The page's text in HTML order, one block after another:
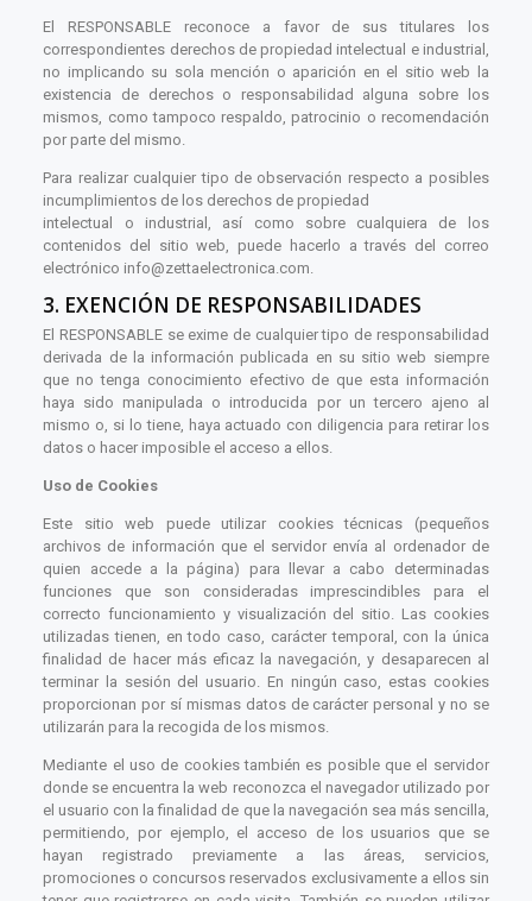
El RESPONSABLE reconoce a favor de sus titulares los
correspondientes derechos de propiedad intelectual e industrial,
no implicando su sola mención o aparición en el sitio web la
existencia de derechos o responsabilidad alguna sobre los
mismos, como tampoco respaldo, patrocinio o recomendación
por parte del mismo.
Para realizar cualquier tipo de observación respecto a posibles
incumplimientos de los derechos de propiedad
intelectual o industrial, así como sobre cualquiera de los
contenidos del sitio web, puede hacerlo a través del correo
electrónico info@zettaelectronica.com.
3. EXENCIÓN DE RESPONSABILIDADES
El RESPONSABLE se exime de cualquier tipo de responsabilidad
derivada de la información publicada en su sitio web siempre
que no tenga conocimiento efectivo de que esta información
haya sido manipulada o introducida por un tercero ajeno al
mismo o, si lo tiene, haya actuado con diligencia para retirar los
datos o hacer imposible el acceso a ellos.
Uso de Cookies
Este sitio web puede utilizar cookies técnicas (pequeños
archivos de información que el servidor envía al ordenador de
quien accede a la página) para llevar a cabo determinadas
funciones que son consideradas imprescindibles para el
correcto funcionamiento y visualización del sitio. Las cookies
utilizadas tienen, en todo caso, carácter temporal, con la única
finalidad de hacer más eficaz la navegación, y desaparecen al
terminar la sesión del usuario. En ningún caso, estas cookies
proporcionan por sí mismas datos de carácter personal y no se
utilizarán para la recogida de los mismos.
Mediante el uso de cookies también es posible que el servidor
donde se encuentra la web reconozca el navegador utilizado por
el usuario con la finalidad de que la navegación sea más sencilla,
permitiendo, por ejemplo, el acceso de los usuarios que se
hayan registrado previamente a las áreas, servicios,
promociones o concursos reservados exclusivamente a ellos sin